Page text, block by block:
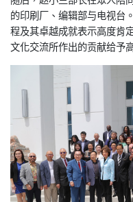
的印刷厂、编辑部与电视台。
程及其卓越成就表示高度肯
文化交流所作出的贡献给予